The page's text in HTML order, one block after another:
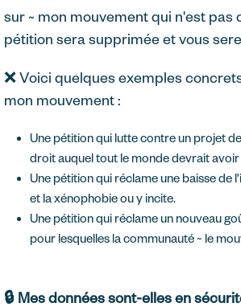
sur ~ mon mouvement qui n'est
pétition sera supprimée et vous
❌ Voici quelques exemples
mon mouvement :
Une pétition qui lutte contre un projet
droit auquel tout le monde devrait avoir
Une pétition qui réclame une baisse de
et la xénophobie ou y incite.
Une pétition qui réclame un nouveau
pour lesquelles la communauté ~ le
🔒 Mes données sont-elles en